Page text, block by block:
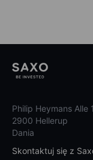
Philip Heymans Alle
2900 Hellerup
Dania
Skontaktuj się z